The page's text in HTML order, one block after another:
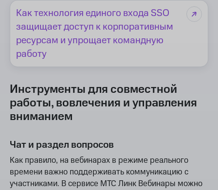
Как технология единого входа SSO
защищает доступ к корпоративным
ресурсам и упрощает командную
работу
Инструменты для совместной
работы, вовлечения и управления
вниманием
Чат и раздел вопросов
Как правило, на вебинарах в режиме реального
времени важно поддерживать коммуникацию с
участниками. В сервисе МТС Линк Вебинары можно